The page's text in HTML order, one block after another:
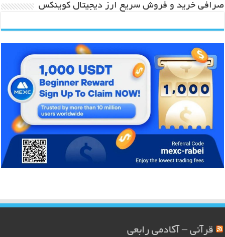
صرافی خرید و فروش سریع ارز دیجیتال کوینکس
قرآنی – آکادمی رابعی